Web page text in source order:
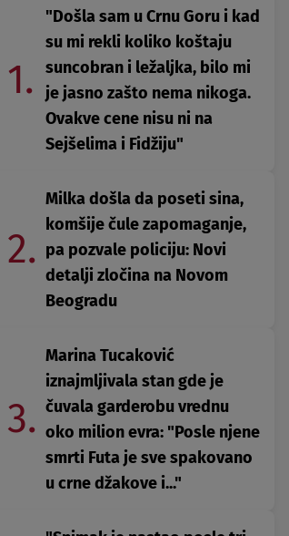
1.
"Došla sam u Crnu Goru i kad
su mi rekli koliko koštaju
suncobran i ležaljka, bilo mi
je jasno zašto nema nikoga.
Ovakve cene nisu ni na
Sejšelima i Fidžiju"
2.
Milka došla da poseti sina,
komšije čule zapomaganje,
pa pozvale policiju: Novi
detalji zločina na Novom
Beogradu
3.
Marina Tucaković
iznajmljivala stan gde je
čuvala garderobu vrednu
oko milion evra: "Posle njene
smrti Futa je sve spakovano
u crne džakove i..."